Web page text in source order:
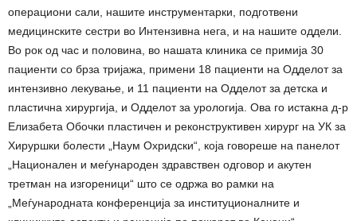
операциони сали, нашите инструментарки, подготвени
медицинските сестри во Интензивна нега, и на нашите оддели.
Во рок од час и половина, во нашата клиника се примија 30
пациенти со брза тријажа, примени 18 пациенти на Одделот за
интензивно лекување, и 11 пациенти на Одделот за детска и
пластична хирургија, и Одделот за урологија. Ова го истакна д-р
Елизабета Обочки пластичен и реконструктивен хирург на УК за
Хируршки болести „Наум Охридски“, која говореше на панелот
„Национален и меѓународен здравствен одговор и акутен
третман на изгореници“ што се одржа во рамки на
„Меѓународната конференција за институционалните и